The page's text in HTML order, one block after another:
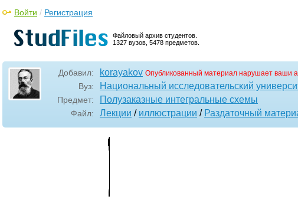
Файловый архив студентов.
1327 вузов, 5478 предметов.
Войти / Регистрация
Добавил: korayakov Опубликованный материал нарушает ваши
Вуз: Национальный исследовательский
Предмет: Полузаказные интегральные схемы
Файл: Лекции / иллюстрации / Раздаточный